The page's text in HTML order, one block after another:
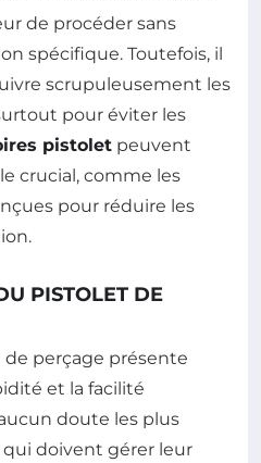
de procéder sans
spécifique. Toutefois, il
scrupuleusement les
pour éviter les
pistolet peuvent
crucial, comme les
pour réduire les
PISTOLET DE
de perçage présente
et la facilité
doute les plus
qui doivent gérer leur